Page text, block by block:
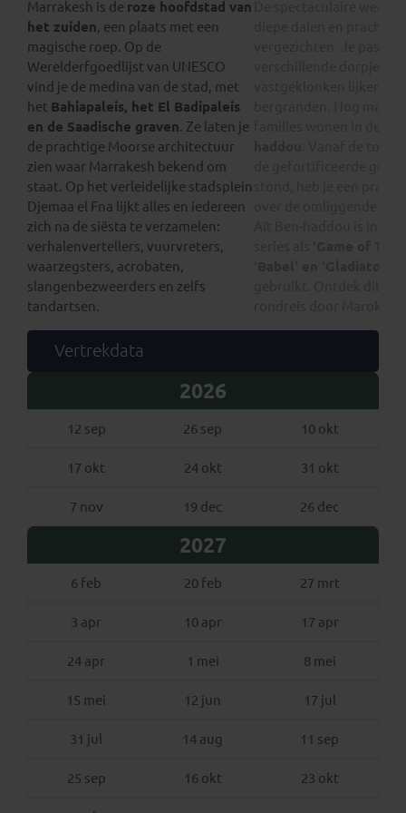
Marrakesh is de roze hoofdstad van
het zuiden, een plaats met een
magische roep. Op de
Werelderfgoedlijst van UNESCO
vind je de medina van de stad, met
het Bahiapaleis, het El Badipaleis
en de Saadische graven. Ze laten je
de prachtige Moorse architectuur
zien waar Marrakesh bekend om
staat. Op het verleidelijke stadsplein
Djemaa el Fna lijkt alles en iedereen
zich na de siësta te verzamelen:
verhalenvertellers, vuurvreters,
waarzegsters, acrobaten,
slangenbezweerders en zelfs
tandartsen.
Vertrekdata
2026
12 sep 26 sep 10 okt
17 okt 24 okt 31 okt
7 nov 19 dec 26 dec
2027
6 feb 20 feb 27 mrt
3 apr 10 apr 17 apr
24 apr 1 mei 8 mei
15 mei 12 jun 17 jul
31 jul 14 aug 11 sep
25 sep 16 okt 23 okt